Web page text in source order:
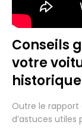
Conseils
votre
Outre le rapport
d’astuces